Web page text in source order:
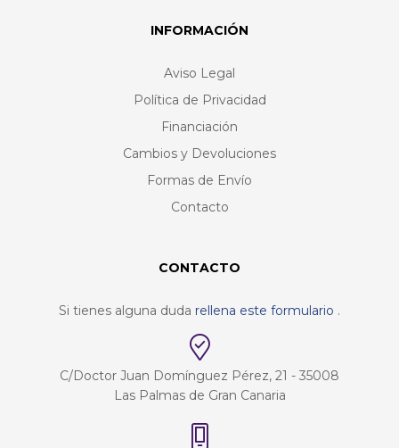
INFORMACIÓN
Aviso Legal
Política de Privacidad
Financiación
Cambios y Devoluciones
Formas de Envío
Contacto
CONTACTO
Si tienes alguna duda rellena este formulario .
C/Doctor Juan Domínguez Pérez, 21 - 35008
Las Palmas de Gran Canaria